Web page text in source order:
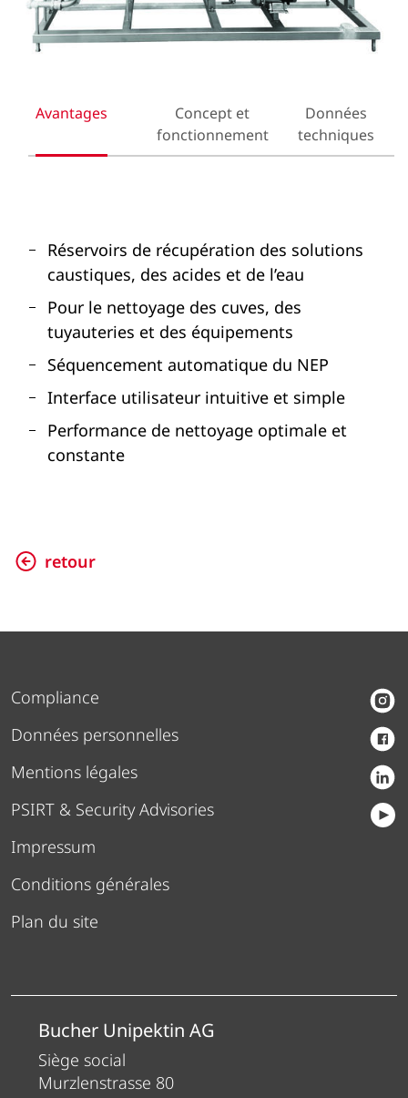
Avantages
Concept et
fonctionnement
Données
techniques
Réservoirs de récupération des solutions
caustiques, des acides et de l’eau
Pour le nettoyage des cuves, des
tuyauteries et des équipements
Séquencement automatique du NEP
Interface utilisateur intuitive et simple
Performance de nettoyage optimale et
constante
retour
Compliance
Données personnelles
Mentions légales
PSIRT & Security Advisories
Impressum
Conditions générales
Plan du site
Bucher Unipektin AG
Siège social
Murzlenstrasse 80